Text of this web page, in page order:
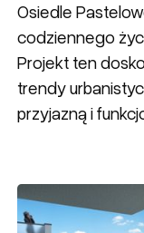
Osiedle
codziennego
Projekt ten
trendy
przyjazną i